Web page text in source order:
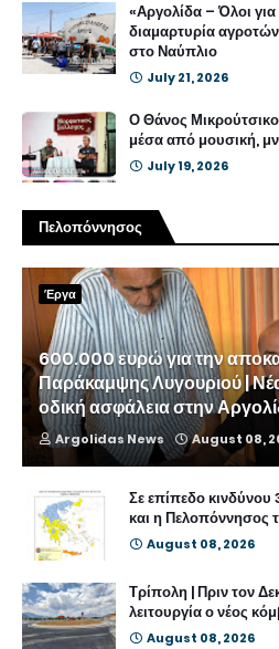
«Αργολίδα – Όλοι
διαμαρτυρία
στο Ναύπλιο
July 21, 2026
Ο Θάνος
μέσα από μουσική,
July 19, 2026
Πελοπόννησος
Έργα
600.000 ευρώ για την
Παράκαμψης Λυγουριού |
οδική ασφάλεια στην
Argolidas News August 08,
Σε επίπεδο κινδύνου
και η
August 08, 2026
Τρίπολη | Πριν τον
λειτουργία ο νέος
August 08, 2026